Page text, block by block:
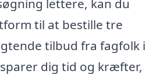
til at bestille tre
tilbud fra fagfolk i
dig tid og kræfter,